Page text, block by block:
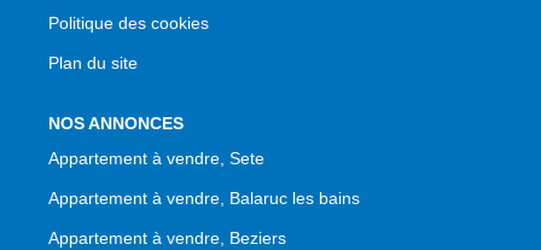
Politique des cookies
Plan du site
NOS ANNONCES
Appartement à vendre, Sete
Appartement à vendre, Balaruc les bains
Appartement à vendre, Beziers